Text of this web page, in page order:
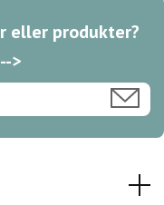
eller produkter?
>